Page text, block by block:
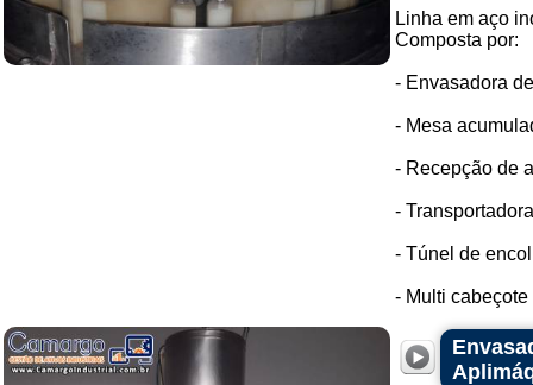
Linha em aço
Composta por:
- Envasadora
- Mesa
- Recepção de
-
- Túnel de
- Multi cabeçote